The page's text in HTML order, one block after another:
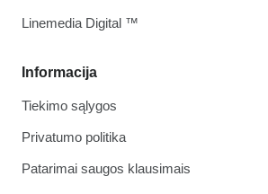
Informacija
Tiekimo sąlygos
Privatumo politika
Patarimai saugos klausimais
Linemedia Digital ™